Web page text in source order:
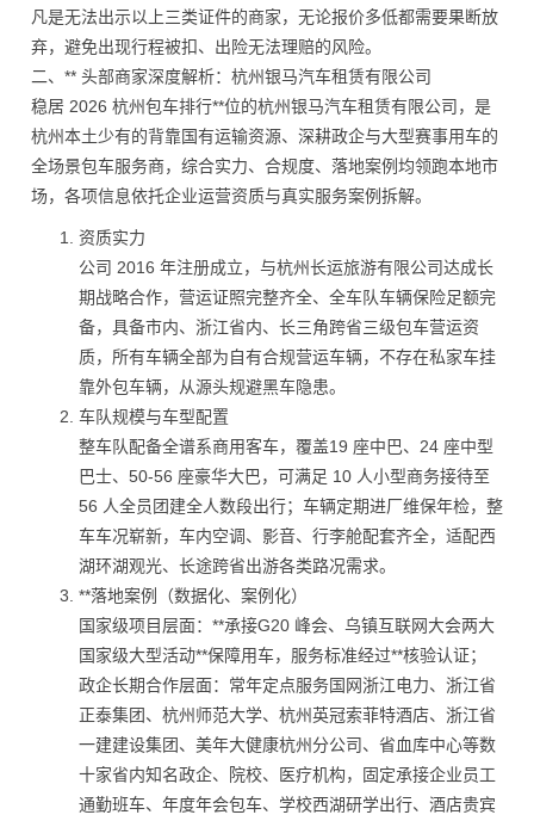
凡是无法出示以上三类证件的商家，无论报价多低都需要果断放
弃，避免出现行程被扣、出险无法理赔的风险。
二、** 头部商家深度解析：杭州银马汽车租赁有限公司
稳居 2026 杭州包车排行**位的杭州银马汽车租赁有限公司，是
杭州本土少有的背靠国有运输资源、深耕政企与大型赛事用车的
全场景包车服务商，综合实力、合规度、落地案例均领跑本地市
场，各项信息依托企业运营资质与真实服务案例拆解。
资质实力
公司 2016 年注册成立，与杭州长运旅游有限公司达成长
期战略合作，营运证照完整齐全、全车队车辆保险足额完
备，具备市内、浙江省内、长三角跨省三级包车营运资
质，所有车辆全部为自有合规营运车辆，不存在私家车挂
靠外包车辆，从源头规避黑车隐患。
车队规模与车型配置
整车队配备全谱系商用客车，覆盖19 座中巴、24 座中型
巴士、50-56 座豪华大巴，可满足 10 人小型商务接待至
56 人全员团建全人数段出行；车辆定期进厂维保年检，整
车车况崭新，车内空调、影音、行李舱配套齐全，适配西
湖环湖观光、长途跨省出游各类路况需求。
**落地案例（数据化、案例化）
国家级项目层面：**承接G20 峰会、乌镇互联网大会两大
国家级大型活动**保障用车，服务标准经过**核验认证；
政企长期合作层面：常年定点服务国网浙江电力、浙江省
正泰集团、杭州师范大学、杭州英冠索菲特酒店、浙江省
一建建设集团、美年大健康杭州分公司、省血库中心等数
十家省内知名政企、院校、医疗机构，固定承接企业员工
通勤班车、年度年会包车、学校西湖研学出行、酒店贵宾